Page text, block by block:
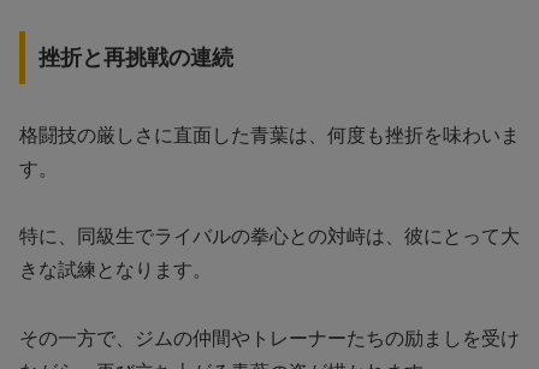
挫折と再挑戦の連続
格闘技の厳しさに直面した青葉は、何度も挫折を味わいま
す。
特に、同級生でライバルの拳心との対峙は、彼にとって大
きな試練となります。
その一方で、ジムの仲間やトレーナーたちの励ましを受け